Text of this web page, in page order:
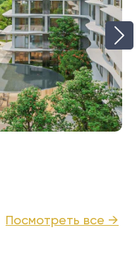
Посмотреть все →